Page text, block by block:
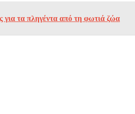
για τα πληγέντα από τη φωτιά ζώα